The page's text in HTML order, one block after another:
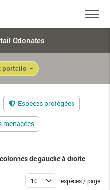
Odonates
portails
Espèces protégées
menacées
de gauche à droite
espèces / page